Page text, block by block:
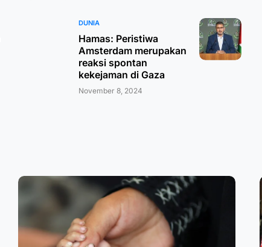
DUNIA
Hamas: Peristiwa
Amsterdam merupakan
reaksi spontan
kekejaman di Gaza
November 8, 2024